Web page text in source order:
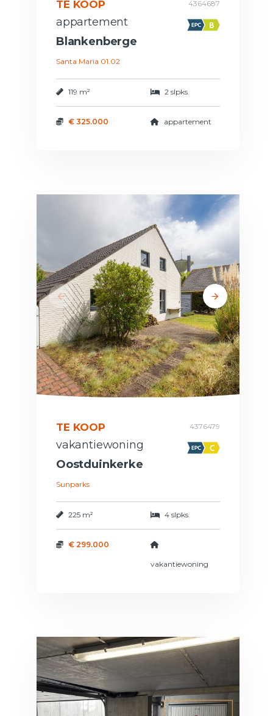
TE KOOP 4364687
appartement
Blankenberge
Santa Maria 01.02
119 m² 2 slpks.
€ 325.000 appartement
TE KOOP 4376479
vakantiewoning
Oostduinkerke
Sunparks
225 m² 4 slpks.
€ 299.000
vakantiewoning